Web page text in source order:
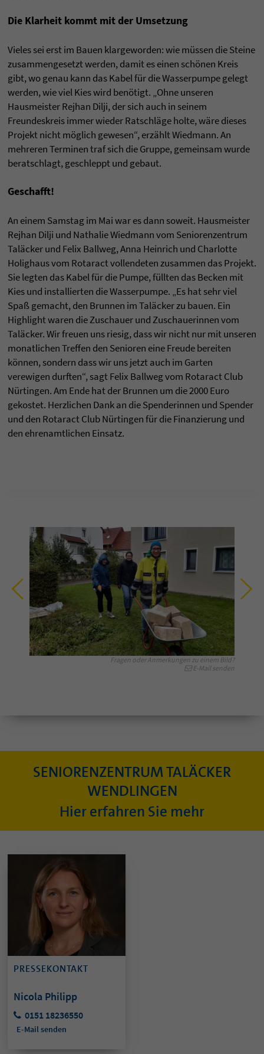
Die Klarheit kommt mit der Umsetzung
Vieles sei erst im Bauen klargeworden: wie müssen die Steine
zusammengesetzt werden, damit es einen schönen Kreis
gibt, wo genau kann das Kabel für die Wasserpumpe gelegt
werden, wie viel Kies wird benötigt. „Ohne unseren
Hausmeister Rejhan Dilji, der sich auch in seinem
Freundeskreis immer wieder Ratschläge holte, wäre dieses
Projekt nicht möglich gewesen“, erzählt Wiedmann. An
mehreren Terminen traf sich die Gruppe, gemeinsam wurde
beratschlagt, geschleppt und gebaut.
Geschafft!
An einem Samstag im Mai war es dann soweit. Hausmeister
Rejhan Dilji und Nathalie Wiedmann vom Seniorenzentrum
Taläcker und Felix Ballweg, Anna Heinrich und Charlotte
Holighaus vom Rotaract vollendeten zusammen das Projekt.
Sie legten das Kabel für die Pumpe, füllten das Becken mit
Kies und installierten die Wasserpumpe. „Es hat sehr viel
Spaß gemacht, den Brunnen im Taläcker zu bauen. Ein
Highlight waren die Zuschauer und Zuschauerinnen vom
Taläcker. Wir freuen uns riesig, dass wir nicht nur mit unseren
monatlichen Treffen den Senioren eine Freude bereiten
können, sondern dass wir uns jetzt auch im Garten
verewigen durften“, sagt Felix Ballweg vom Rotaract Club
Nürtingen. Am Ende hat der Brunnen um die 2000 Euro
gekostet. Herzlichen Dank an die Spenderinnen und Spender
und den Rotaract Club Nürtingen für die Finanzierung und
den ehrenamtlichen Einsatz.
Fragen oder Anmerkungen zu einem Bild?
E-Mail senden
SENIORENZENTRUM TALÄCKER
WENDLINGEN
Hier erfahren Sie mehr
PRESSEKONTAKT
Nicola Philipp
0151 18236550
E-Mail senden